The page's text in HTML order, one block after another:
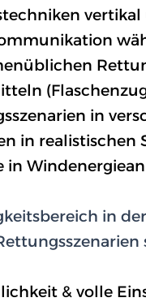
in
in realistischen
in
in
& volle